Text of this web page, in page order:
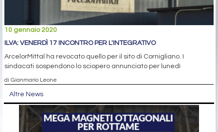
10 gennaio 2020
ILVA: VENERDÌ 17 INCONTRO PER L'INTEGRATIVO
ArcelorMittal ha revocato quello per il sito di Cornigliano. I
sindacati sospendono lo sciopero annunciato per lunedì
di Gianmario Leone
Altre News